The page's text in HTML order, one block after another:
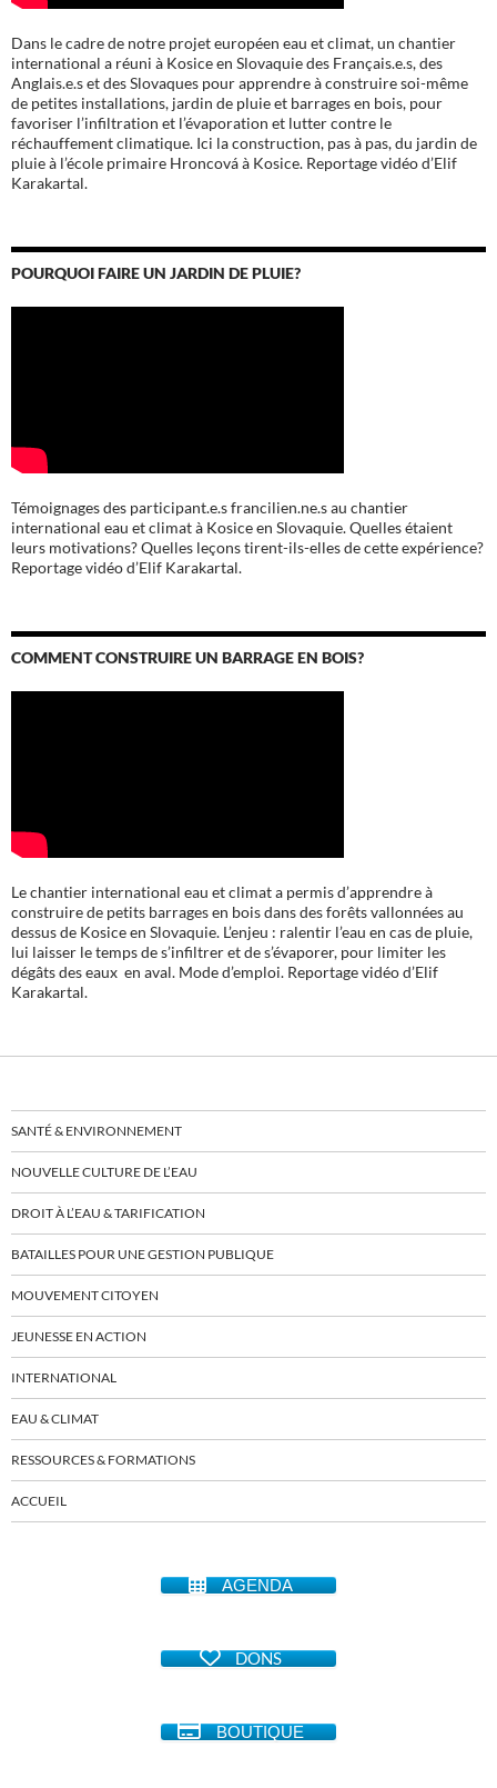
Dans le cadre de notre projet européen eau et climat, un chantier
international a réuni à Kosice en Slovaquie des Français.e.s, des
Anglais.e.s et des Slovaques pour apprendre à construire soi-même
de petites installations, jardin de pluie et barrages en bois, pour
favoriser l’infiltration et l’évaporation et lutter contre le
réchauffement climatique. Ici la construction, pas à pas, du jardin de
pluie à l’école primaire Hroncová à Kosice. Reportage vidéo d’Elif
Karakartal.
POURQUOI FAIRE UN JARDIN DE PLUIE?
Témoignages des participant.e.s francilien.ne.s au chantier
international eau et climat à Kosice en Slovaquie. Quelles étaient
leurs motivations? Quelles leçons tirent-ils-elles de cette expérience?
Reportage vidéo d’Elif Karakartal.
COMMENT CONSTRUIRE UN BARRAGE EN BOIS?
Le chantier international eau et climat a permis d’apprendre à
construire de petits barrages en bois dans des forêts vallonnées au
dessus de Kosice en Slovaquie. L’enjeu : ralentir l’eau en cas de pluie,
lui laisser le temps de s’infiltrer et de s’évaporer, pour limiter les
dégâts des eaux en aval. Mode d’emploi. Reportage vidéo d’Elif
Karakartal.
SANTÉ & ENVIRONNEMENT
NOUVELLE CULTURE DE L’EAU
DROIT À L’EAU & TARIFICATION
BATAILLES POUR UNE GESTION PUBLIQUE
MOUVEMENT CITOYEN
JEUNESSE EN ACTION
INTERNATIONAL
EAU & CLIMAT
RESSOURCES & FORMATIONS
ACCUEIL
AGENDA
DONS
BOUTIQUE